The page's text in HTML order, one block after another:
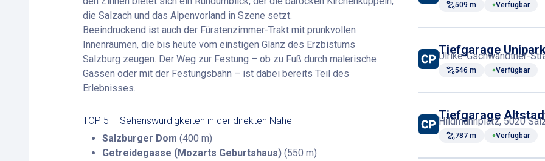
die Salzach und das Alpenvorland in Szene setzt.
Beeindruckend ist auch der Fürstenzimmer-Trakt mit prunkvollen
Innenräumen, die bis heute vom einstigen Glanz des Erzbistums
Salzburg zeugen. Der Weg zur Festung – ob zu Fuß durch malerische
Gassen oder mit der Festungsbahn – ist dabei bereits Teil des
Erlebnisses.
TOP 5 – Sehenswürdigkeiten in der direkten Nähe
Salzburger Dom (400 m)
Getreidegasse (Mozarts Geburtshaus) (550 m)
509 m Verfügbar
Tiefgarage
Ulrike-Gschwandtner-
546 m Verfügbar
Tiefgarage
Hildmannplatz, 5020
787 m Verfügbar